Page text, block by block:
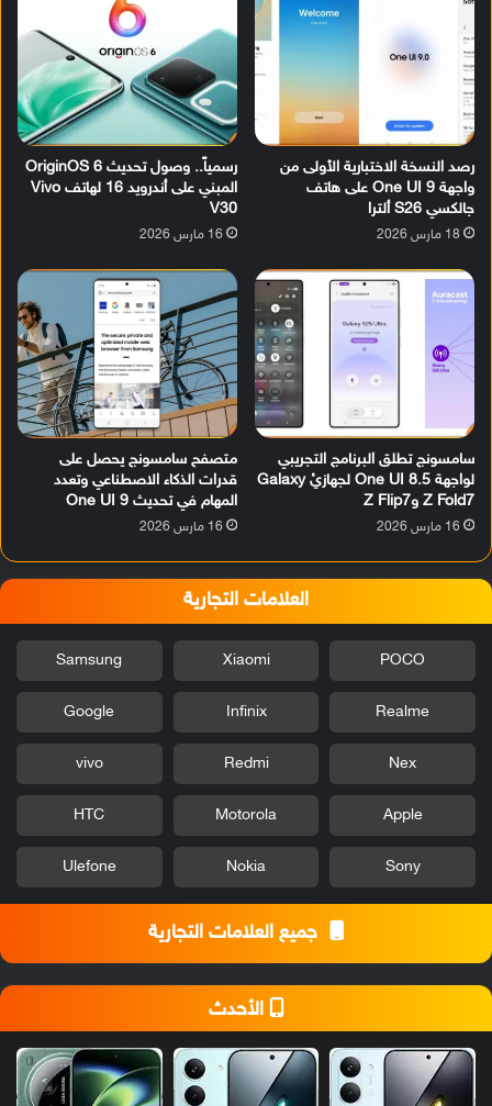
رصد النسخة الاختبارية الأولى من
واجهة One UI 9 على هاتف
جالكسي S26 ألترا
18 مارس 2026
رسمياً.. وصول تحديث OriginOS 6
المبني على أندرويد 16 لهاتف Vivo
V30
16 مارس 2026
سامسونج تطلق البرنامج التجريبي
لواجهة One UI 8.5 لجهازيْ Galaxy
Z Fold7 وZ Flip7
16 مارس 2026
متصفح سامسونج يحصل على
قدرات الذكاء الاصطناعي وتعدد
المهام في تحديث One UI 9
16 مارس 2026
العلامات التجارية
POCO
Xiaomi
Samsung
Realme
Infinix
Google
Nex
Redmi
vivo
Apple
Motorola
HTC
Sony
Nokia
Ulefone
جميع العلامات التجارية
الأحدث